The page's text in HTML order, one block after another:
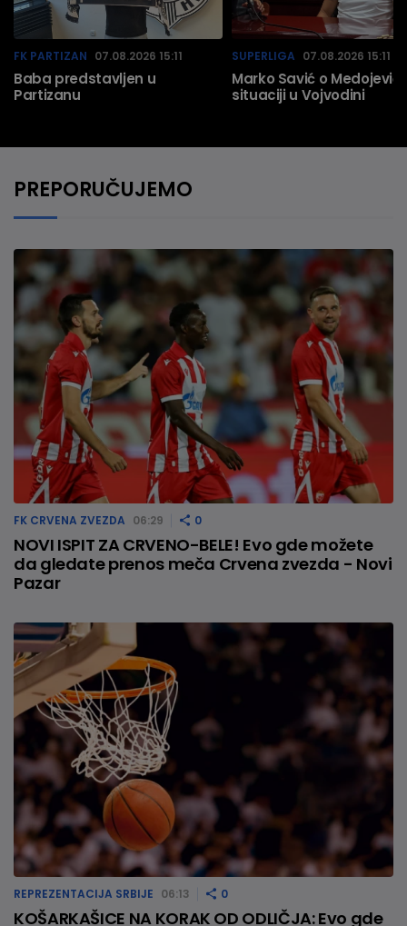
FK PARTIZAN 07.08.2026 15:11
Baba predstavljen u
Partizanu
SUPERLIGA 07.08.2026 15:11
Marko Savić o
situaciji u Vojvodini
PREPORUČUJEMO
FK CRVENA ZVEZDA 06:29 0
NOVI ISPIT ZA CRVENO-BELE! Evo gde možete
da gledate prenos meča Crvena zvezda - Novi
Pazar
REPREZENTACIJA SRBIJE 06:13 0
KOŠARKAŠICE NA KORAK OD ODLIČJA: Evo gde